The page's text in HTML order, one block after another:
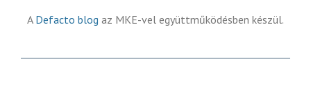
A Defacto blog az MKE-vel együttműködésben készül.